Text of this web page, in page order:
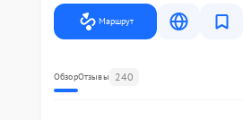
Маршрут
ОбзорОтзывы 240